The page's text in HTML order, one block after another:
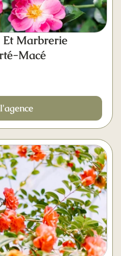
Et Marbrerie
Macé